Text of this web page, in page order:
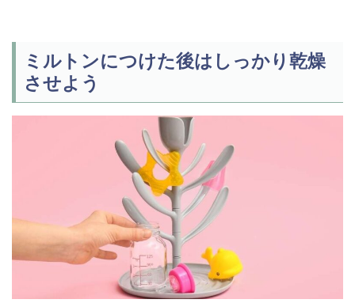
ミルトンにつけた後はしっかり乾燥
させよう